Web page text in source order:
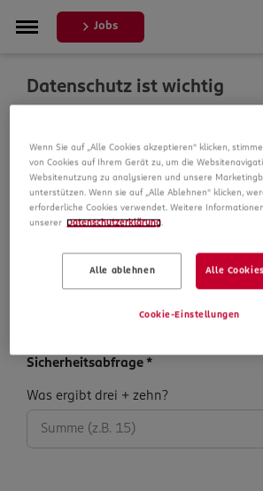
Jobs
Datenschutz ist wichtig
verarbeiten wir Daten von Ihnen. In
Datenschutzbestimmungen informieren
Datenspeicherung und Ihre Rechte,
Bewerbung fortfahren.
Datenschutz­hinweise
Datenschutzhinweise
Sicherheits­abfrage *
Sicherheits­
abfrage:
Was ergibt drei + zehn?
Wenn Sie auf „Alle Cookies akzeptieren“ klicken,
von Cookies auf Ihrem Gerät zu, um die
Websitenutzung zu analysieren und unsere
unterstützen. Wenn sie auf „Alle Ablehnen“ klicken,
erforderliche Cookies verwendet. Weitere
unserer Datenschutzerklärung
Alle ablehnen Alle
Cookie-Einstellungen